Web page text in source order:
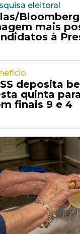
eleitoral
mais
à
deposita
quinta
finais 9 e 4